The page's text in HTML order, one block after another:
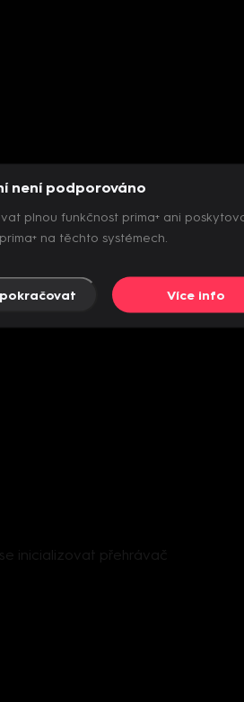
inicializovat přehrávač
není podporováno
plnou funkčnost prima+ ani
na těchto systémech.
Více info